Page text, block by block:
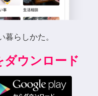
暮らしかた。
ダウンロード